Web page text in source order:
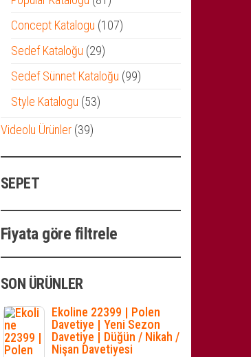
ürün
Concept Katalogu 107107
Sedef Kataloğu 2929
ürün
Sedef Sünnet Kataloğu 9999
Style Katalogu 5353
Videolu Ürünler 3939
SEPET
Fiyata göre filtrele
SON ÜRÜNLER
Ekoline 22399 | Polen
Davetiye | Yeni Sezon
Davetiye | Düğün / Nikah /
Nişan Davetiyesi